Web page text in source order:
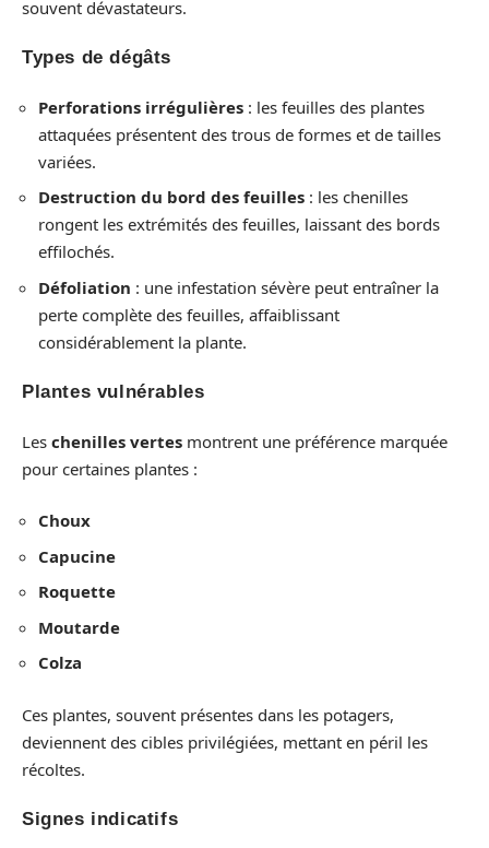
souvent dévastateurs.
Types de dégâts
Perforations irrégulières : les feuilles des plantes
attaquées présentent des trous de formes et de tailles
variées.
Destruction du bord des feuilles : les chenilles
rongent les extrémités des feuilles, laissant des bords
effilochés.
Défoliation : une infestation sévère peut entraîner la
perte complète des feuilles, affaiblissant
considérablement la plante.
Plantes vulnérables
Les chenilles vertes montrent une préférence marquée
pour certaines plantes :
Choux
Capucine
Roquette
Moutarde
Colza
Ces plantes, souvent présentes dans les potagers,
deviennent des cibles privilégiées, mettant en péril les
récoltes.
Signes indicatifs